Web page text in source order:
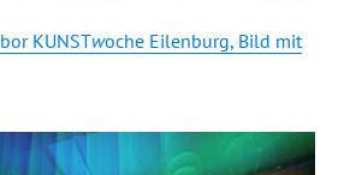
KUNSTwoche Eilenburg, Bild mit